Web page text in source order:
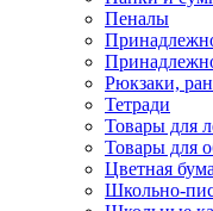
Пеналы
Рюкзаки,
Тетради
Товары для
Товары для
Цветная
Школьно-